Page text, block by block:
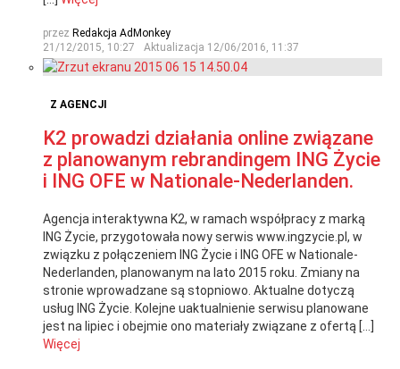
przez Redakcja AdMonkey
21/12/2015, 10:27
Aktualizacja 12/06/2016, 11:37
Z AGENCJI
K2 prowadzi działania online związane
z planowanym rebrandingem ING Życie
i ING OFE w Nationale-Nederlanden.
Agencja interaktywna K2, w ramach współpracy z marką
ING Życie, przygotowała nowy serwis www.ingzycie.pl, w
związku z połączeniem ING Życie i ING OFE w Nationale-
Nederlanden, planowanym na lato 2015 roku. Zmiany na
stronie wprowadzane są stopniowo. Aktualne dotyczą
usług ING Życie. Kolejne uaktualnienie serwisu planowane
jest na lipiec i obejmie ono materiały związane z ofertą […]
Więcej